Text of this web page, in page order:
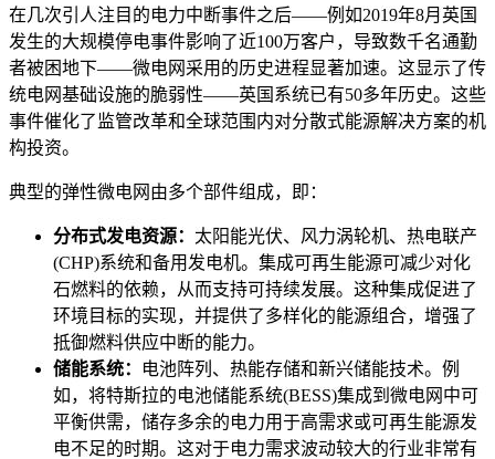
在几次引人注目的电力中断事件之后——例如2019年8月英国
发生的大规模停电事件影响了近100万客户，导致数千名通勤
者被困地下——微电网采用的历史进程显著加速。这显示了传
统电网基础设施的脆弱性——英国系统已有50多年历史。这些
事件催化了监管改革和全球范围内对分散式能源解决方案的机
构投资。
典型的弹性微电网由多个部件组成，即：
分布式发电资源： 太阳能光伏、风力涡轮机、热电联产
(CHP)系统和备用发电机。集成可再生能源可减少对化
石燃料的依赖，从而支持可持续发展。这种集成促进了
环境目标的实现，并提供了多样化的能源组合，增强了
抵御燃料供应中断的能力。
储能系统：
电池阵列、热能存储和新兴储能技术。例
如，将特斯拉的电池储能系统(BESS)集成到微电网中可
平衡供需，储存多余的电力用于高需求或可再生能源发
电不足的时期。这对于电力需求波动较大的行业非常有